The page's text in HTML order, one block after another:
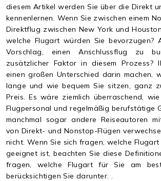
diesem Artikel werden Sie über die Direkt
kennenlernen. Wenn Sie zwischen einem
Direktflug zwischen New York und
welche Flugart würden Sie bevorzugen?
Vorschlag, einen Anschlussflug zu
zusätzlicher Faktor in diesem Prozess?
einen großen Unterschied darin machen,
lange und wie bequem Sie sitzen, ganz
Preis. Es wäre ziemlich überraschend, wie
Flugpersonal und regelmäßig berufstätige
manchmal sogar andere Reiseautoren
von Direkt- und Nonstop-Flügen
nicht. Wenn Sie sich fragen, welche
geeignet ist, beachten Sie diese
fragen, welche Flugart für Sie am
berücksichtigen Sie darunter. .